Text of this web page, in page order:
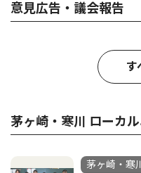
意見広告・議会報告
す
茅ヶ崎・寒川 ローカ
茅ヶ崎・寒川